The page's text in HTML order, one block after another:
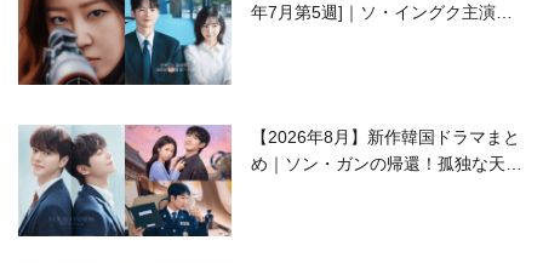
年7月第5週]｜ソ・イングク主演の
【2026年8月】新作韓国ドラマまと
め｜ソン・ガンの帰還！孤独な天才